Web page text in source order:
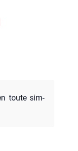
toute sim­